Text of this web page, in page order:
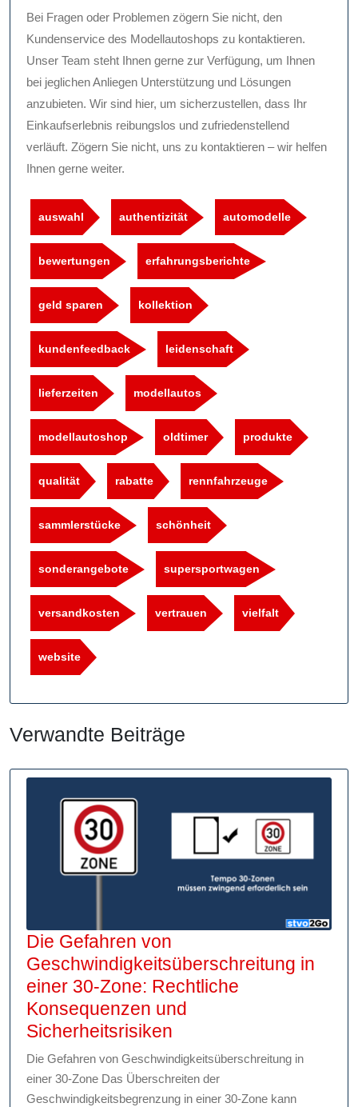
Bei Fragen oder Problemen zögern Sie nicht, den
Kundenservice des Modellautoshops zu kontaktieren.
Unser Team steht Ihnen gerne zur Verfügung, um Ihnen
bei jeglichen Anliegen Unterstützung und Lösungen
anzubieten. Wir sind hier, um sicherzustellen, dass Ihr
Einkaufserlebnis reibungslos und zufriedenstellend
verläuft. Zögern Sie nicht, uns zu kontaktieren – wir helfen
Ihnen gerne weiter.
auswahl authentizität automodelle
bewertungen erfahrungsberichte
geld sparen kollektion
kundenfeedback leidenschaft
lieferzeiten modellautos
modellautoshop oldtimer produkte
qualität rabatte rennfahrzeuge
sammlerstücke schönheit
sonderangebote supersportwagen
versandkosten vertrauen vielfalt
website
Verwandte Beiträge
Die Gefahren von
Geschwindigkeitsüberschreitung in
einer 30-Zone: Rechtliche
Konsequenzen und
Sicherheitsrisiken
Gefahren
von
Die Gefahren von Geschwindigkeitsüberschreitung in
einer 30-Zone Das Überschreiten der
Geschwindigkeitsbegrenzung in einer 30-Zone kann